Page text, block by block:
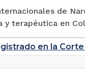
de
y terapéutica en
en la